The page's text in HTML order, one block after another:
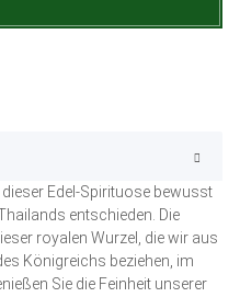
Edel-Spirituose bewusst
entschieden. Die
royalen Wurzel, die wir aus
Königreichs beziehen, im
Sie die Feinheit unserer